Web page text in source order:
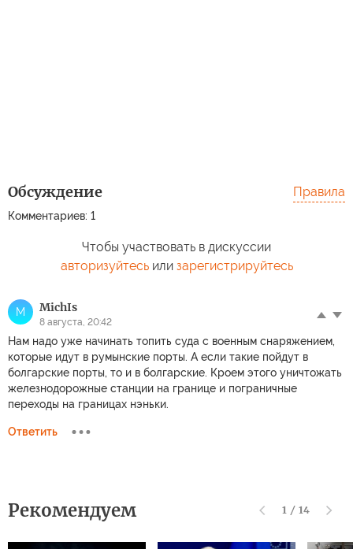
Обсуждение
Комментариев: 1
Правила
Чтобы участвовать в дискуссии
авторизуйтесьили зарегистрируйтесь
M MichIs
8 августа, 20:42
Нам надо уже начинать топить суда с военным снаряжением,
которые идут в румынские порты. А если такие пойдут в
болгарские порты, то и в болгарские. Кроем этого уничтожать
железнодорожные станции на границе и пограничные
переходы на границах нэньки.
Ответить
Рекомендуем 1 / 14